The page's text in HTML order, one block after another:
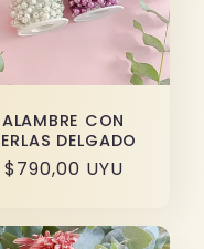
ALAMBRE CON
DELGADO
Precio
$790,00 UYU